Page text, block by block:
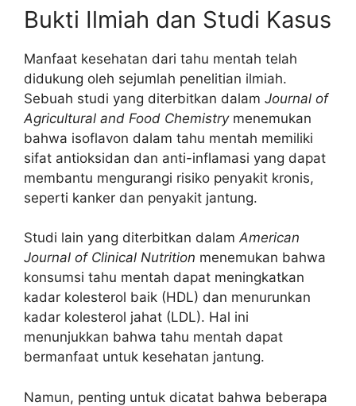
Bukti Ilmiah dan Studi Kasus
Manfaat kesehatan dari tahu mentah telah
didukung oleh sejumlah penelitian ilmiah.
Sebuah studi yang diterbitkan dalam Journal of
Agricultural and Food Chemistrymenemukan
bahwa isoflavon dalam tahu mentah memiliki
sifat antioksidan dan anti-inflamasi yang dapat
membantu mengurangi risiko penyakit kronis,
seperti kanker dan penyakit jantung.
Studi lain yang diterbitkan dalamAmerican
Journal of Clinical Nutrition menemukan bahwa
konsumsi tahu mentah dapat meningkatkan
kadar kolesterol baik (HDL) dan menurunkan
kadar kolesterol jahat (LDL). Hal ini
menunjukkan bahwa tahu mentah dapat
bermanfaat untuk kesehatan jantung.
Namun, penting untuk dicatat bahwa beberapa